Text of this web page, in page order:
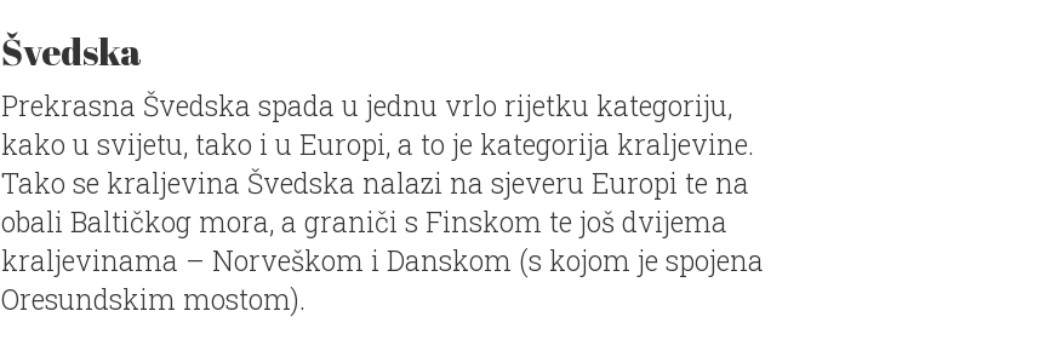
Švedska
Prekrasna Švedska spada u jednu vrlo rijetku kategoriju,
kako u svijetu, tako i u Europi, a to je kategorija kraljevine.
Tako se kraljevina Švedska nalazi na sjeveru Europi te na
obali Baltičkog mora, a graniči s Finskom te još dvijema
kraljevinama – Norveškom i Danskom (s kojom je spojena
Oresundskim mostom).